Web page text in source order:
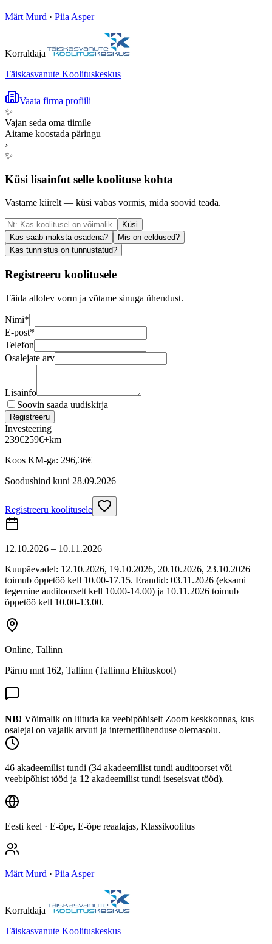
Märt Murd · Piia Asper
Korraldaja
Täiskasvanute Koolituskeskus
Vaata firma profiili
✨
Vajan seda oma tiimile
Aitame koostada päringu
›
✨
Küsi lisainfot selle koolituse kohta
Vastame kiirelt — küsi vabas vormis, mida soovid teada.
Küsi
Kas saab maksta osadena?
Mis on eeldused?
Kas tunnistus on tunnustatud?
Registreeru koolitusele
Täida allolev vorm ja võtame sinuga ühendust.
Nimi*
E-post*
Telefon
Osalejate arv
Lisainfo
Soovin saada uudiskirja
Registreeru
Investeering
239€259€+km
Koos KM-ga: 296,36€
Soodushind kuni 28.09.2026
Registreeru koolitusele
12.10.2026 – 10.11.2026
Kuupäevadel: 12.10.2026, 19.10.2026, 20.10.2026, 23.10.2026
toimub õppetöö kell 10.00-17.15. Erandid: 03.11.2026 (eksami
tegemine auditoorselt kell 10.00-14.00) ja 10.11.2026 toimub
õppetöö kell 10.00-13.00.
Online, Tallinn
Pärnu mnt 162, Tallinn (Tallinna Ehituskool)
NB! Võimalik on liituda ka veebipõhiselt Zoom keskkonnas, kus
osalejal on vajalik arvuti ja internetiühenduse olemasolu.
46 akadeemilist tundi (34 akadeemilist tundi auditoorset või
veebipõhist tööd ja 12 akadeemilist tundi iseseisvat tööd).
Eesti keel · E-õpe, E-õpe reaalajas, Klassikoolitus
Märt Murd · Piia Asper
Korraldaja
Täiskasvanute Koolituskeskus